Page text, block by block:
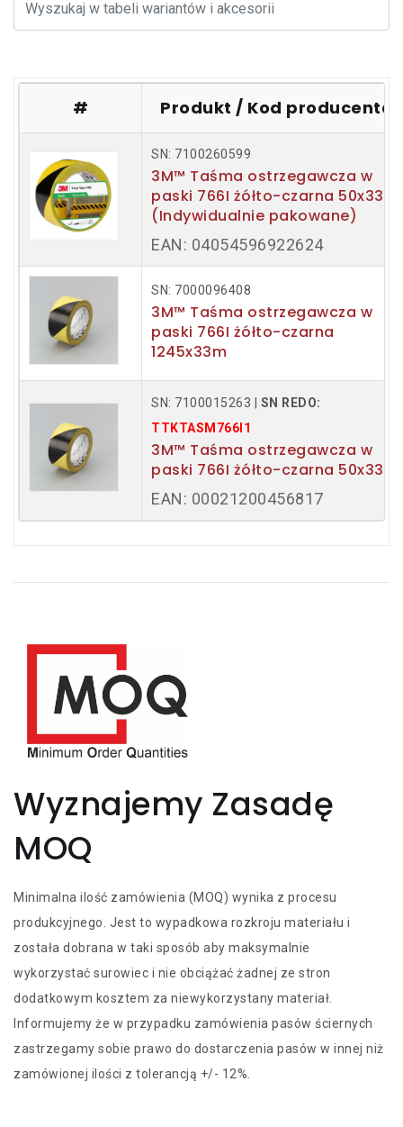
# Produkt / Kod producenta
SN: 7100260599
3M™ Taśma ostrzegawcza w
paski 766I żółto-czarna 50x33m
(Indywidualnie pakowane)
EAN: 04054596922624
SN: 7000096408
3M™ Taśma ostrzegawcza w
paski 766I żółto-czarna
1245x33m
SN: 7100015263 | SN REDO:
TTKTASM766I1
3M™ Taśma ostrzegawcza w
paski 766I żółto-czarna 50x33m
EAN: 00021200456817
Wyznajemy Zasadę
MOQ
Minimalna ilość zamówienia (MOQ) wynika z procesu
produkcyjnego. Jest to wypadkowa rozkroju materiału i
została dobrana w taki sposób aby maksymalnie
wykorzystać surowiec i nie obciążać żadnej ze stron
dodatkowym kosztem za niewykorzystany materiał.
Informujemy że w przypadku zamówienia pasów ściernych
zastrzegamy sobie prawo do dostarczenia pasów w innej niż
zamówionej ilości z tolerancją +/- 12%.